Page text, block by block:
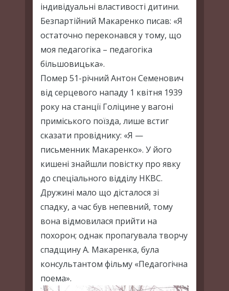
індивідуальні властивості дитини.
Безпартійний Макаренко писав: «Я
остаточно переконався у тому, що
моя педагогіка – педагогіка
більшовицька».
Помер 51-річний Антон Семенович
від серцевого нападу 1 квітня 1939
року на станції Голіцине у вагоні
приміського поїзда, лише встиг
сказати провіднику: «Я —
письменник Макаренко». У його
кишені знайшли повістку про явку
до спеціального відділу НКВС.
Дружині мало що дісталося зі
спадку, а час був непевний, тому
вона відмовилася прийти на
похорон; однак пропагувала творчу
спадщину А. Макаренка, була
консультантом фільму «Педагогічна
поема».